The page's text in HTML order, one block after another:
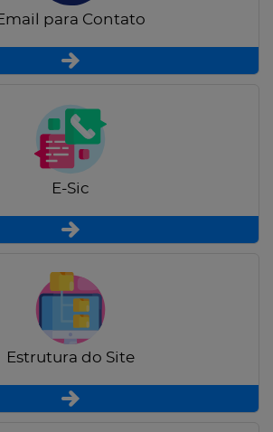
para Contato
E-Sic
Estrutura do Site